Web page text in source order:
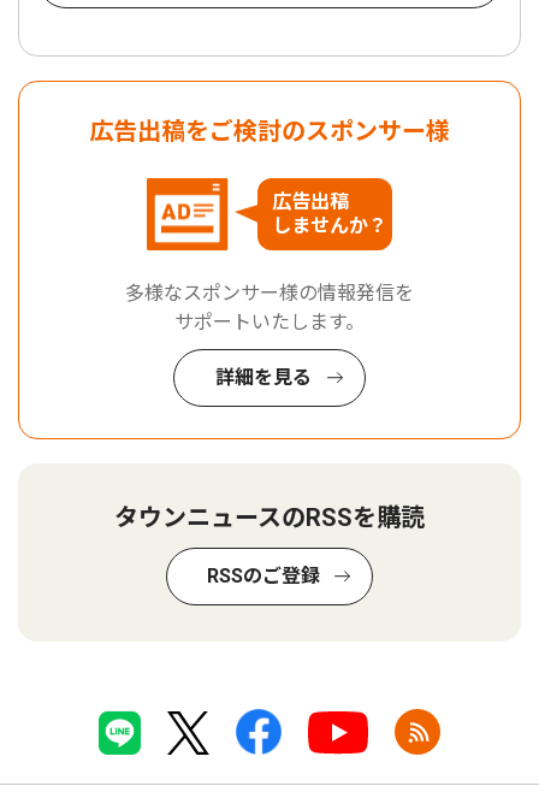
広告出稿をご検討のスポンサー様
広告出稿
しませんか？
多様なスポンサー様の情報発信を
サポートいたします。
詳細を見る
タウンニュースのRSSを購読
RSSのご登録